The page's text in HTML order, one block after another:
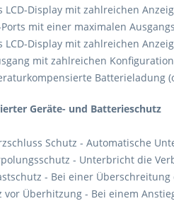
LCD-Display mit zahlreichen
Ports mit einer maximalen
LCD-Display mit zahlreichen
mit zahlreichen
Batterieladung
Geräte- und Batterieschutz
Schutz - Automatische
- Unterbricht die
- Bei einer
vor Überhitzung - Bei einem